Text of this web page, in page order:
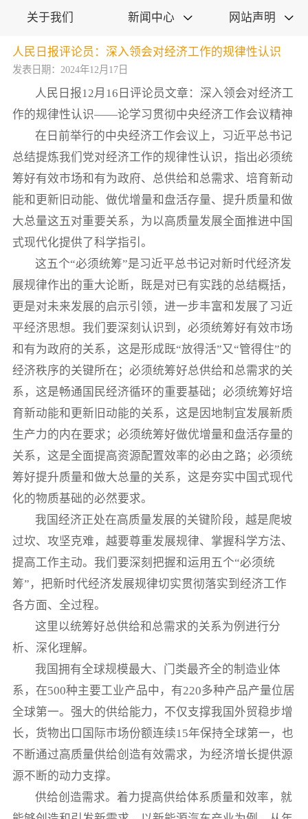
关于我们 新闻中心  网站声明 
人民日报评论员：深入领会对经济工作的规律性认识
发表日期：2024年12月17日
人民日报12月16日评论员文章：深入领会对经济工
作的规律性认识——论学习贯彻中央经济工作会议精神
在日前举行的中央经济工作会议上，习近平总书记
总结提炼我们党对经济工作的规律性认识，指出必须统
筹好有效市场和有为政府、总供给和总需求、培育新动
能和更新旧动能、做优增量和盘活存量、提升质量和做
大总量这五对重要关系，为以高质量发展全面推进中国
式现代化提供了科学指引。
这五个“必须统筹”是习近平总书记对新时代经济发
展规律作出的重大论断，既是对已有实践的总结概括，
更是对未来发展的启示引领，进一步丰富和发展了习近
平经济思想。我们要深刻认识到，必须统筹好有效市场
和有为政府的关系，这是形成既“放得活”又“管得住”的
经济秩序的关键所在；必须统筹好总供给和总需求的关
系，这是畅通国民经济循环的重要基础；必须统筹好培
育新动能和更新旧动能的关系，这是因地制宜发展新质
生产力的内在要求；必须统筹好做优增量和盘活存量的
关系，这是全面提高资源配置效率的必由之路；必须统
筹好提升质量和做大总量的关系，这是夯实中国式现代
化的物质基础的必然要求。
我国经济正处在高质量发展的关键阶段，越是爬坡
过坎、攻坚克难，越要尊重发展规律、掌握科学方法、
提高工作主动。我们要深刻把握和运用五个“必须统
筹”，把新时代经济发展规律切实贯彻落实到经济工作
各方面、全过程。
这里以统筹好总供给和总需求的关系为例进行分
析、深化理解。
我国拥有全球规模最大、门类最齐全的制造业体
系，在500种主要工业产品中，有220多种产品产量位居
全球第一。强大的供给能力，不仅支撑我国外贸稳步增
长，货物出口国际市场份额连续15年保持全球第一，也
不断通过高质量供给创造有效需求，为经济增长提供源
源不断的动力支撑。
供给创造需求。着力提高供给体系质量和效率，就